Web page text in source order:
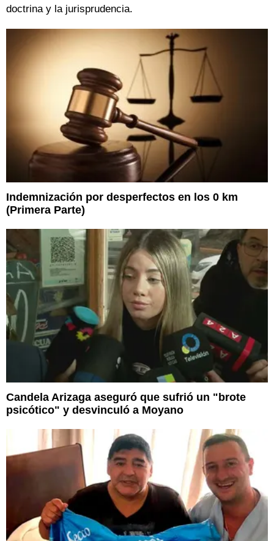
doctrina y la jurisprudencia.
Indemnización por desperfectos en los 0 km
(Primera Parte)
Candela Arizaga aseguró que sufrió un "brote
psicótico" y desvinculó a Moyano